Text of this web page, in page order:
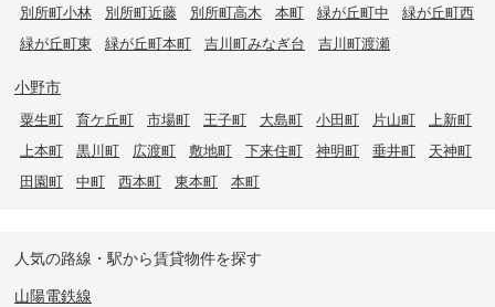
別所町小林
別所町近藤 別所町高木 本町 緑が丘町中
緑が丘町西
緑が丘町東
緑が丘町本町 吉川町みなぎ台 吉川町渡瀬
小野市
粟生町 育ケ丘町 市場町 王子町 大島町 小田町 片山町
上新町
上本町
黒川町 広渡町 敷地町 下来住町 神明町 垂井町
天神町
田園町
中町 西本町 東本町 本町
人気の路線・駅から賃貸物件を探す
山陽電鉄線